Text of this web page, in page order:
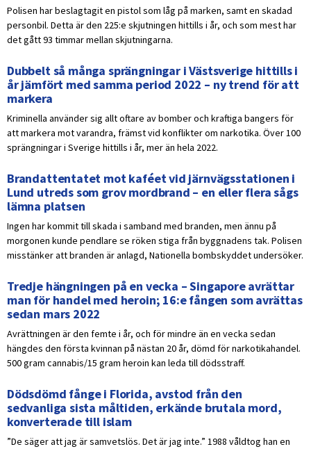
Polisen har beslagtagit en pistol som låg på marken, samt en skadad
personbil. Detta är den 225:e skjutningen hittills i år, och som mest har
det gått 93 timmar mellan skjutningarna.
Dubbelt så många sprängningar i Västsverige hittills i
år jämfört med samma period 2022 – ny trend för att
markera
Kriminella använder sig allt oftare av bomber och kraftiga bangers för
att markera mot varandra, främst vid konflikter om narkotika. Över 100
sprängningar i Sverige hittills i år, mer än hela 2022.
Brandattentatet mot kaféet vid järnvägsstationen i
Lund utreds som grov mordbrand – en eller flera sågs
lämna platsen
Ingen har kommit till skada i samband med branden, men ännu på
morgonen kunde pendlare se röken stiga från byggnadens tak. Polisen
misstänker att branden är anlagd, Nationella bombskyddet undersöker.
Tredje hängningen på en vecka – Singapore avrättar
man för handel med heroin; 16:e fången som avrättas
sedan mars 2022
Avrättningen är den femte i år, och för mindre än en vecka sedan
hängdes den första kvinnan på nästan 20 år, dömd för narkotikahandel.
500 gram cannabis/15 gram heroin kan leda till dödsstraff.
Dödsdömd fånge i Florida, avstod från den
sedvanliga sista måltiden, erkände brutala mord,
konverterade till islam
”De säger att jag är samvetslös. Det är jag inte.” 1988 våldtog han en